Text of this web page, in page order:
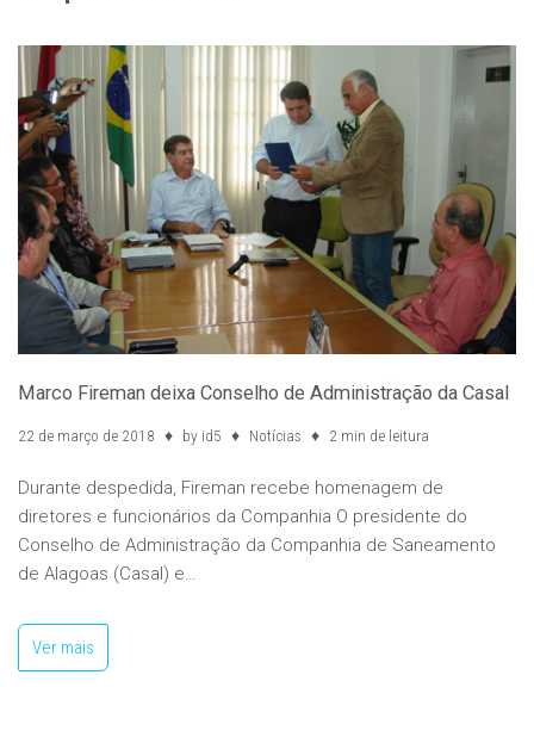
Marco Fireman deixa Conselho de Administração da Casal
22 de março de 2018 by id5 Notícias 2 min de leitura
Durante despedida, Fireman recebe homenagem de
diretores e funcionários da Companhia O presidente do
Conselho de Administração da Companhia de Saneamento
de Alagoas (Casal) e…
Ver mais